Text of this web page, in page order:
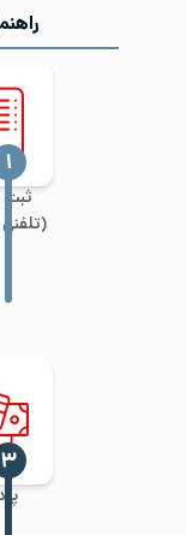
(تلفنی
‍۱
‍۳